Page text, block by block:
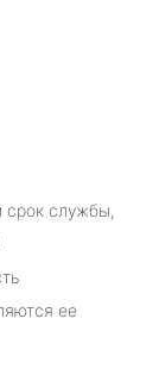
срок службы,
ее